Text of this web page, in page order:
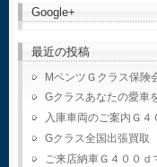
Google+
最近の投稿
MベンツＧクラス保険
Gクラスあなたの愛車
入庫車両のご案内Ｇ
Gクラス全国出張買取
ご来店納車Ｇ４００